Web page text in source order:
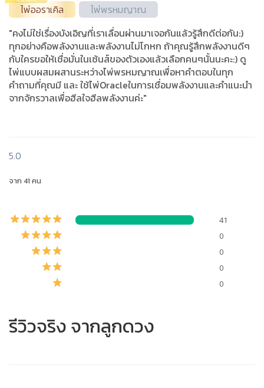
ไพ่ออราเคิล
ไพ่พรหมญาณ
"คงไม่ใช่เรื่องบังเอิญที่เราเลื่อนผ่านมาเจอกันแล้วรู้สึกดีต่อกัน:)
ทุกอย่างคือพลังงานและพลังงานไม่โกหก ถ้าคุณรู้สึกพลังงานดีๆ
กับใครขอให้เชื่อมั่นในเซ้นส์ของตัวเองแล้วเลือกคนๆนั้นนะคะ:) ดู
ไพ่แบบผสมผสานระหว่างไพ่พรหมญาณเพื่อหาคำตอบในทุก
คำถามที่คุณมี และ ใช้ไพ่Oracleในการเชื่อมพลังงานและคำแนะนำ
จากจักรวาลเพื่อฮีลใจฮีลพลังงานค่ะ"
5.0
จาก 41 คน
41
0
0
0
0
รีวิวจริง จากลูกดวง